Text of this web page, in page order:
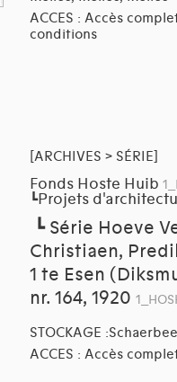
ACCES : Accès
conditions
[ARCHIVES > SÉRIE]
Fonds Hoste Huib
┗Projets
┗ Série Hoeve
Christiaen,
1 te Esen
nr. 164, 1920
STOCKAGE
ACCES : Accès